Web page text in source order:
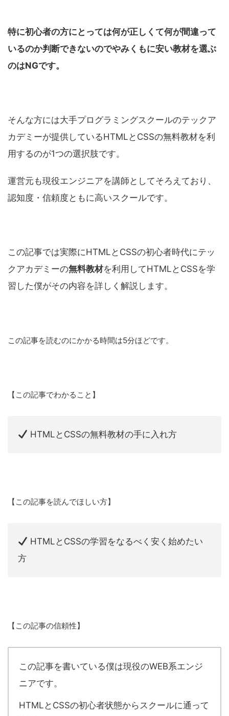
特に初心者の方にとっては何が正しくて何が間違って
いるのか判断できないのでやみくもに安い教材を選ぶ
のはNGです。
そんな方には大手プログラミングスクールのテックア
カデミーが提供しているHTMLとCSSの無料教材を利
用するのが1つの選択肢です。
運営元も現役エンジニアを講師としてそろえており、
認知度・信頼度ともに高いスクールです。
この記事では実際にHTMLとCSSの初心者時代にテッ
クアカデミーの無料教材を利用してHTMLとCSSを学
習した僕がその内容を詳しく解説します。
この記事を読むのにかかる時間は5分ほどです。
【この記事でわかること】
HTMLとCSSの無料教材の手に入れ方
【この記事を読んでほしい方】
HTMLとCSSの学習をなるべく安く始めたい
方
【この記事の信頼性】
この記事を書いている僕は現役のWEB系エンジ
ニアです。
HTMLとCSSの初心者状態からスクールに通って